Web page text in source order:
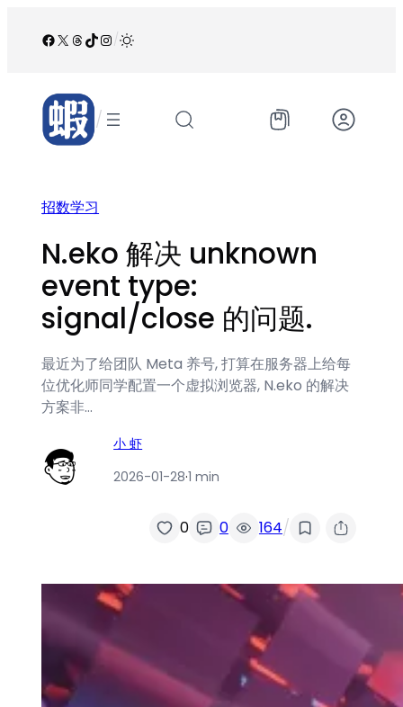
Facebook
X Threads
TikTok
Instagram
/
/
招数学习
N.eko 解决 unknown
event type:
signal/close 的问题.
最近为了给团队 Meta 养号, 打算在服务器上给每
位优化师同学配置一个虚拟浏览器, N.eko 的解决
方案非…
小 虾
2026-01-28·1 min
0 0 164/